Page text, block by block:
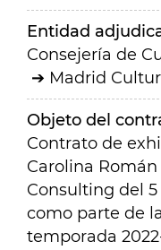
Entidad
Consejería de
Madrid
Objeto del
Contrato de
Carolina
Consulting del 5
como parte de
temporada